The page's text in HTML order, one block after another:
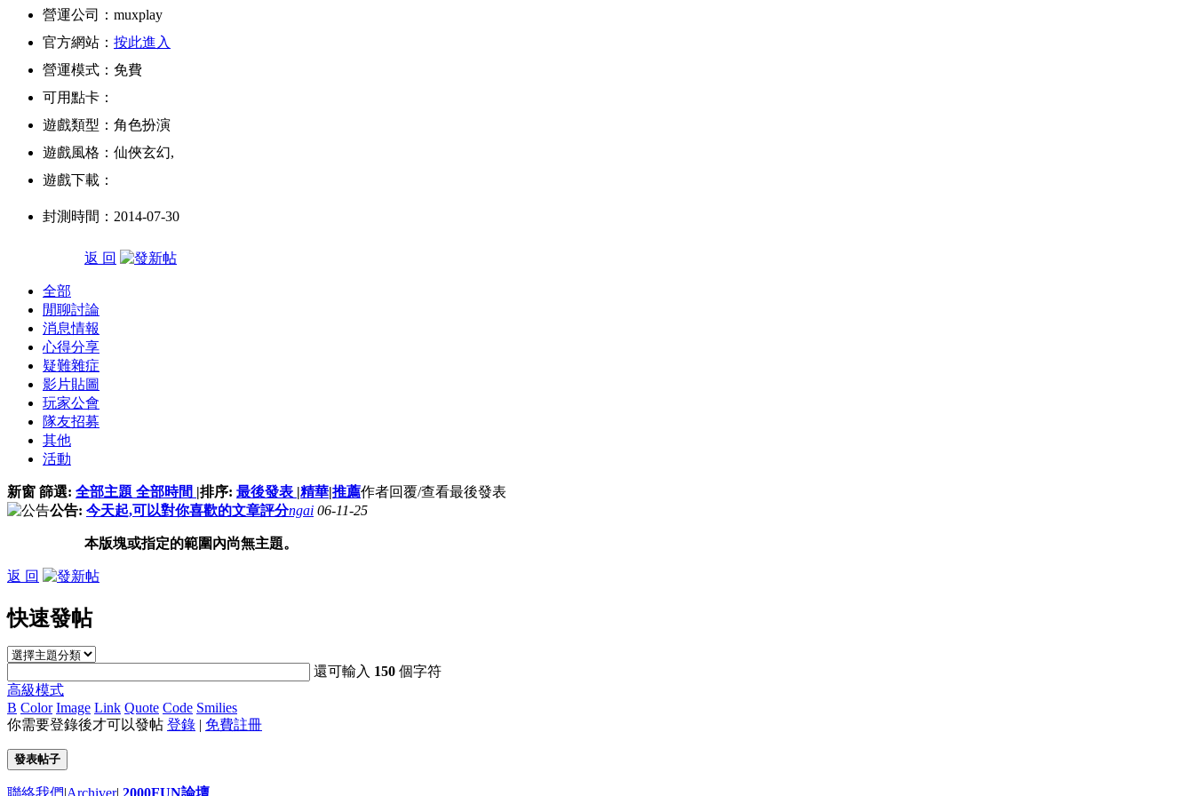
營運公司：muxplay
官方網站： 按此進入
營運模式：免費
可用點卡：
遊戲類型：角色扮演
遊戲風格：仙俠玄幻,
遊戲下載：
封測時間：2014-07-30
返 回
全部
閒聊討論
消息情報
心得分享
疑難雜症
影片貼圖
玩家公會
隊友招募
其他
活動
新窗 篩選: 全部主題 全部時間 |排序: 最後發表 |精華|推薦作者回覆/查看最後發表
公告: 今天起,可以對你喜歡的文章評分ngai 06-11-25
本版塊或指定的範圍內尚無主題。
返 回
快速發帖
還可輸入 150 個字符
高級模式
B Color Image Link Quote Code Smilies
你需要登錄後才可以發帖 登錄 | 免費註冊
發表帖子
聯絡我們|Archiver| 2000FUN論壇